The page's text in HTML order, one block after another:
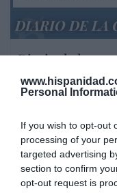
Personal
If you wish to opt-out
processing of your
targeted advertising
section to confirm
opt-out request is
DIARIO DE LA
Diario de la
Oír se
“Pedro
Artículos anteriores